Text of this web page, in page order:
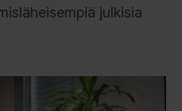
julkisia